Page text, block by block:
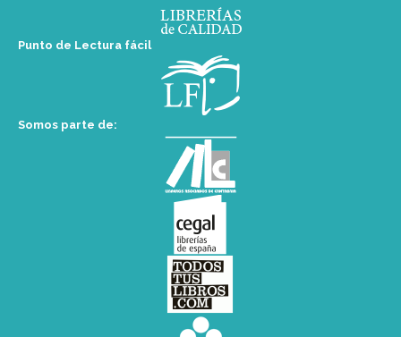
Punto de Lectura fácil
Somos parte de: